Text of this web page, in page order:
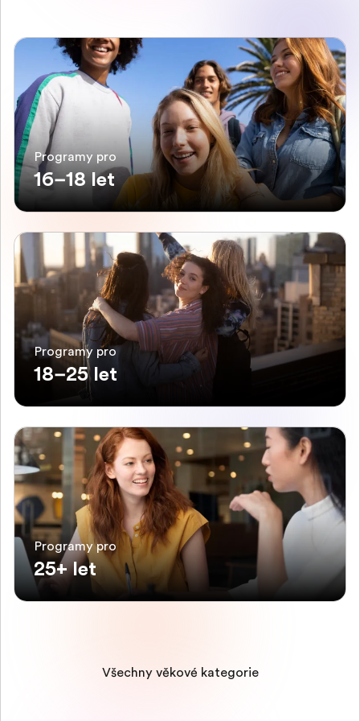
Programy pro
16–18 let
Programy pro
18–25 let
Programy pro
25+ let
Všechny věkové kategorie